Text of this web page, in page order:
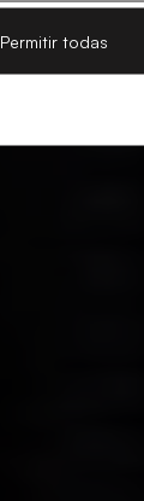
Permitir todas